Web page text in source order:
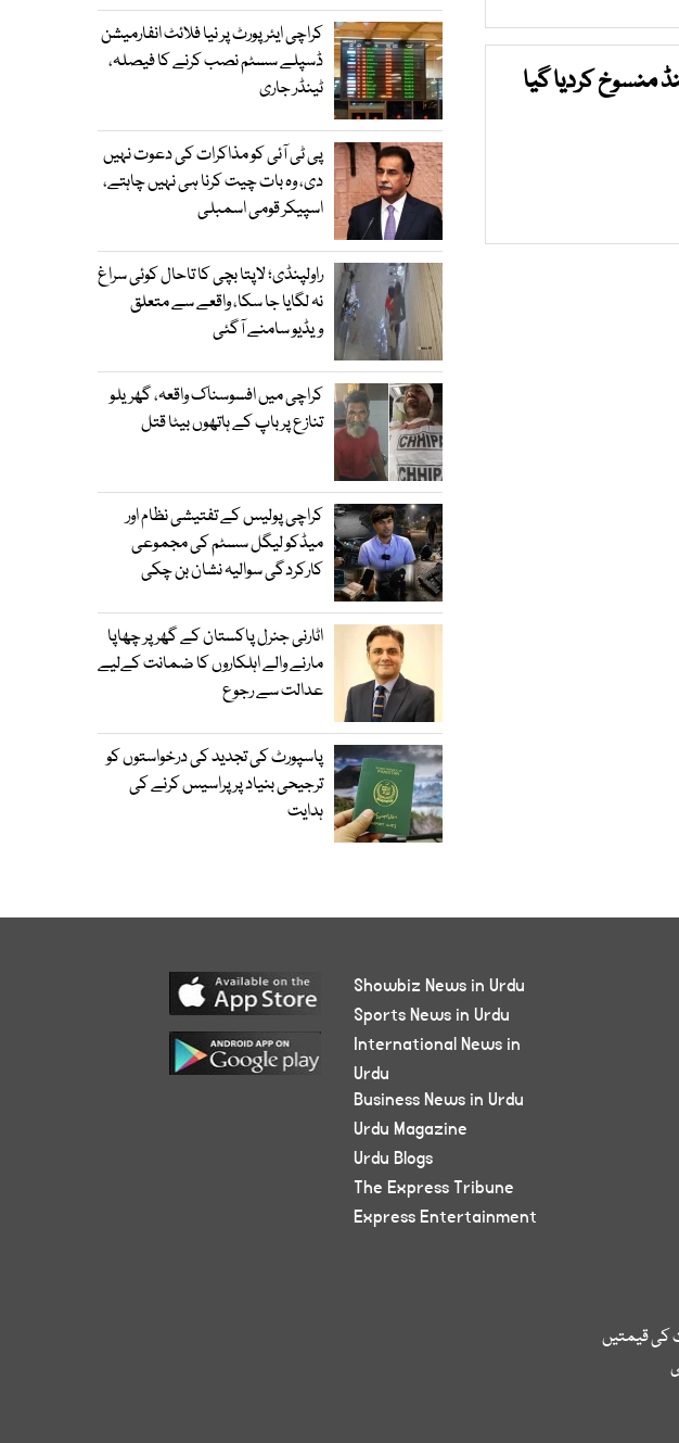
منسوخ کردیا گیا
کراچی ایئرپورٹ پر نیا فلائٹ انفارمیشن
ڈسپلے سسٹم نصب کرنے کا فیصلہ،
ٹینڈر جاری
پی ٹی آئی کو مذاکرات کی دعوت نہیں
دی، وہ بات چیت کرنا ہی نہیں چاہتے،
اسپیکر قومی اسمبلی
راولپنڈی؛ لاپتا بچی کا تاحال کوئی سراغ
نہ لگایا جا سکا، واقعے سے متعلق
ویڈیو سامنے آگئی
کراچی میں افسوسناک واقعہ، گھریلو
تنازع پر باپ کے ہاتھوں بیٹا قتل
کراچی پولیس کے تفتیشی نظام اور
میڈکو لیگل سسٹم کی مجموعی
کارکردگی سوالیہ نشان بن چکی
اٹارنی جنرل پاکستان کے گھر پر چھاپا
مارنے والے اہلکاروں کا ضمانت کےلیے
عدالت سے رجوع
پاسپورٹ کی تجدید کی درخواستوں کو
ترجیحی بنیاد پر پراسیس کرنے کی
ہدایت
کی قیمتیں
Showbiz News in Urdu
Sports News in Urdu
International News in
Urdu
Business News in Urdu
Urdu Magazine
Urdu Blogs
The Express Tribune
Express Entertainment